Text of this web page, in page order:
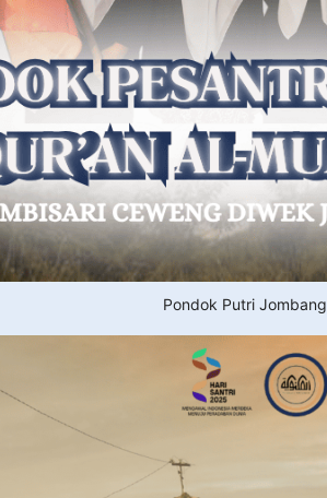
Pondok Putri Jombang